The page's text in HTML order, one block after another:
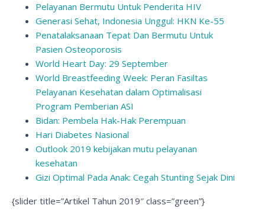
Pelayanan Bermutu Untuk Penderita HIV
Generasi Sehat, Indonesia Unggul: HKN Ke-55
Penatalaksanaan Tepat Dan Bermutu Untuk
Pasien Osteoporosis
World Heart Day: 29 September
World Breastfeeding Week: Peran Fasiltas
Pelayanan Kesehatan dalam Optimalisasi
Program Pemberian ASI
Bidan: Pembela Hak-Hak Perempuan
Hari Diabetes Nasional
Outlook 2019 kebijakan mutu pelayanan
kesehatan
Gizi Optimal Pada Anak: Cegah Stunting Sejak Dini
{slider title=”Artikel Tahun 2019″ class=”green”}